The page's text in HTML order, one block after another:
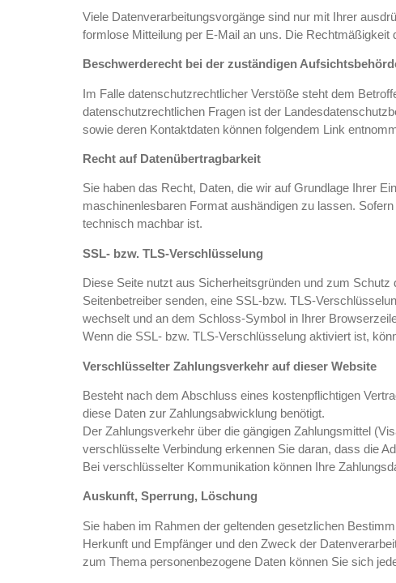
Viele Datenverarbeitungsvorgänge sind nur mit Ihrer
formlose Mitteilung per E-Mail an uns. Die
Beschwerderecht bei der zuständigen
Im Falle datenschutzrechtlicher Verstöße steht dem
datenschutzrechtlichen Fragen ist der
sowie deren Kontaktdaten können folgendem Link
Recht auf Datenübertragbarkeit
Sie haben das Recht, Daten, die wir auf Grundlage Ihrer
maschinenlesbaren Format aushändigen zu lassen.
technisch machbar ist.
SSL- bzw. TLS-Verschlüsselung
Diese Seite nutzt aus Sicherheitsgründen und zum
Seitenbetreiber senden, eine SSL-bzw. TLS-
wechselt und an dem Schloss-Symbol in Ihrer
Wenn die SSL- bzw. TLS-Verschlüsselung aktiviert ist,
Verschlüsselter Zahlungsverkehr auf dieser Website
Besteht nach dem Abschluss eines kostenpflichtigen
diese Daten zur Zahlungsabwicklung benötigt.
Der Zahlungsverkehr über die gängigen Zahlungsmittel
verschlüsselte Verbindung erkennen Sie daran, dass die
Bei verschlüsselter Kommunikation können Ihre
Auskunft, Sperrung, Löschung
Sie haben im Rahmen der geltenden gesetzlichen
Herkunft und Empfänger und den Zweck der
zum Thema personenbezogene Daten können Sie sich